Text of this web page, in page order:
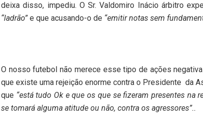
deixa disso, impediu. O Sr. Valdomiro Inácio árbitro
“ladrão” e que acusando-o de “emitir notas sem
O nosso futebol não merece esse tipo de ações
que existe uma rejeição enorme contra o Presidente da
que “está tudo Ok e que os que se fizeram presentes na
se tomará alguma atitude ou não, contra os agressores”..